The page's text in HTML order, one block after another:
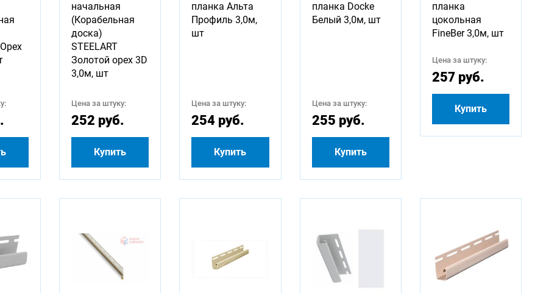
начальная
(Корабельная
доска)
STEELART
Золотой орех 3D
3,0м, шт
Цена за штуку:
252 руб.
Купить
планка Альта
Профиль 3,0м,
шт
Цена за штуку:
254 руб.
Купить
планка Docke
Белый 3,0м, шт
Цена за штуку:
255 руб.
Купить
планка
цокольная
FineBer 3,0м, шт
Цена за штуку:
257 руб.
Купить